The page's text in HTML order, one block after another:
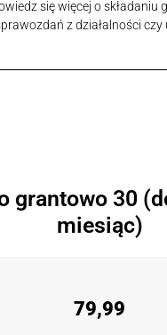
się więcej o składaniu
z działalności czy
grantowo 30
miesiąc)
79,99